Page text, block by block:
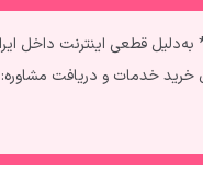
📞 09142109941 💚با شارژ پنل به صورت